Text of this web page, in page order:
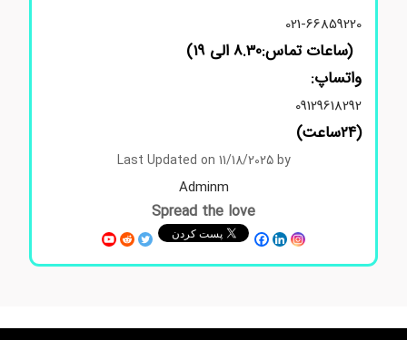
021-66859220
(ساعات تماس:8.30 الی 19)
واتساپ:
09129618292
Last Updated on 11/18/2025 by
Adminm
Spread the love